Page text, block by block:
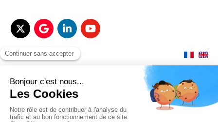
© 2017-2025 QUALITAIR&SEA Dimotrans Group. Tout droits réservés.